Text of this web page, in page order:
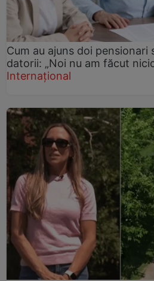
Cum au ajuns doi pensionari
datorii: „Noi nu am făcut
Internațional